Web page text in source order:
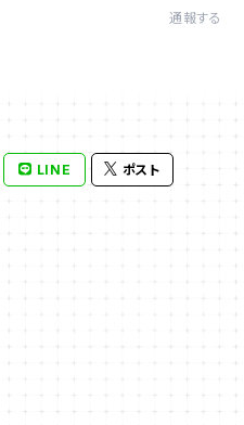
通報する
LINE ポスト